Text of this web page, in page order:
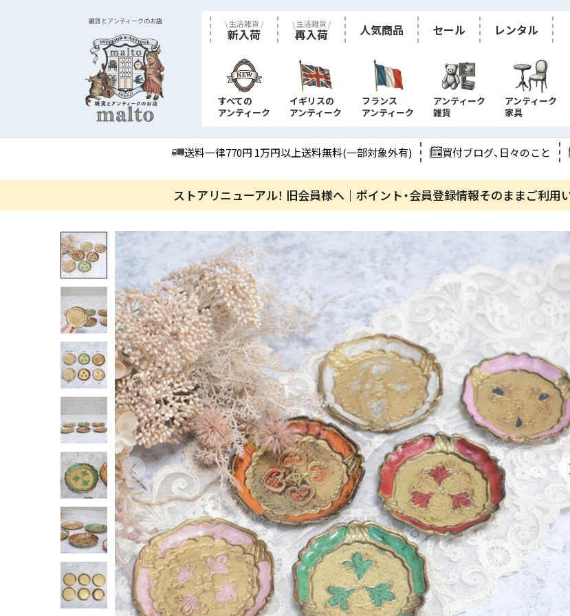
雑貨とアンティークのお店 \ 生活雑貨 /
新入荷
\ 生活雑貨 /
再入荷 人気商品 セール レンタル
すべての
アンティーク
イギリスの
アンティーク
フランス
アンティーク
アンティーク
雑貨
アンティーク
家具
送料一律770円 1万円以上送料無料(一部対象外有) 買付ブログ、日々のこと
ストアリニューアル！ 旧会員様へ｜ポイント・会員登録情報そのままご利